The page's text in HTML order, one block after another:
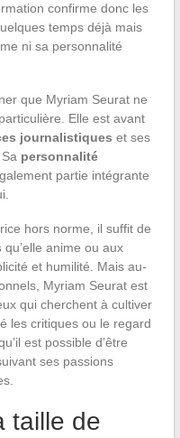
confirme donc les
temps déjà mais
ni sa personnalité
que Myriam Seurat ne
Elle est avant
journalistiques et ses
personnalité
partie intégrante
hors norme, il suffit de
qu’elle anime ou aux
et humilité. Mais au-
Myriam Seurat est
qui cherchent à cultiver
les critiques ou le regard
est possible d’être
ses passions
taille de